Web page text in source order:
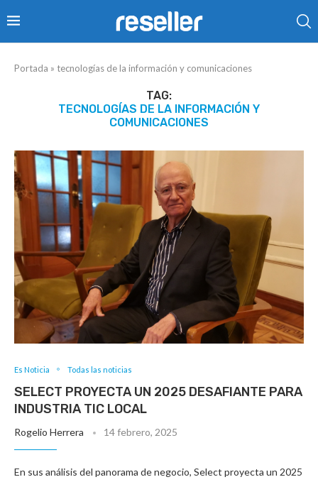
Portada » tecnologías de la información y comunicaciones
TAG:
TECNOLOGÍAS DE LA INFORMACIÓN Y
COMUNICACIONES
Es Noticia Todas las noticias
SELECT PROYECTA UN 2025 DESAFIANTE PARA
INDUSTRIA TIC LOCAL
Rogelio Herrera 14 febrero, 2025
En sus análisis del panorama de negocio, Select proyecta un 2025